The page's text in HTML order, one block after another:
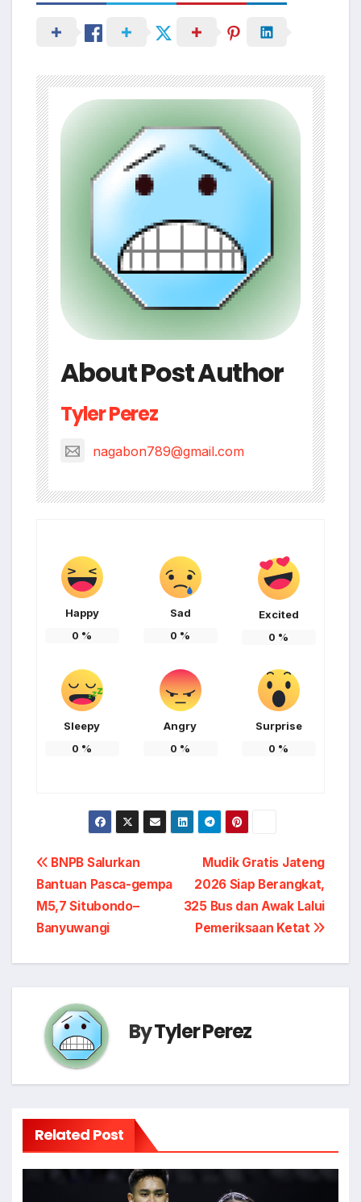
About Post Author
Tyler Perez
nagabon789@gmail.com
Happy
0 %
Sad
0 %
Excited
0 %
Sleepy
0 %
Angry
0 %
Surprise
0 %
Post
navigation
Mudik Gratis Jateng
2026 Siap Berangkat,
325 Bus dan Awak Lalui
Pemeriksaan Ketat
BNPB Salurkan
Bantuan Pasca-gempa
M5,7 Situbondo–
Banyuwangi
ByTyler Perez
Related Post